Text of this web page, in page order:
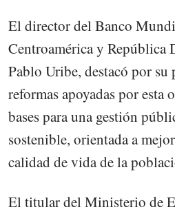
El director del Banco
Centroamérica y República
Pablo Uribe, destacó por su
reformas apoyadas por esta
bases para una gestión
sostenible, orientada a
calidad de vida de la
El titular del Ministerio de